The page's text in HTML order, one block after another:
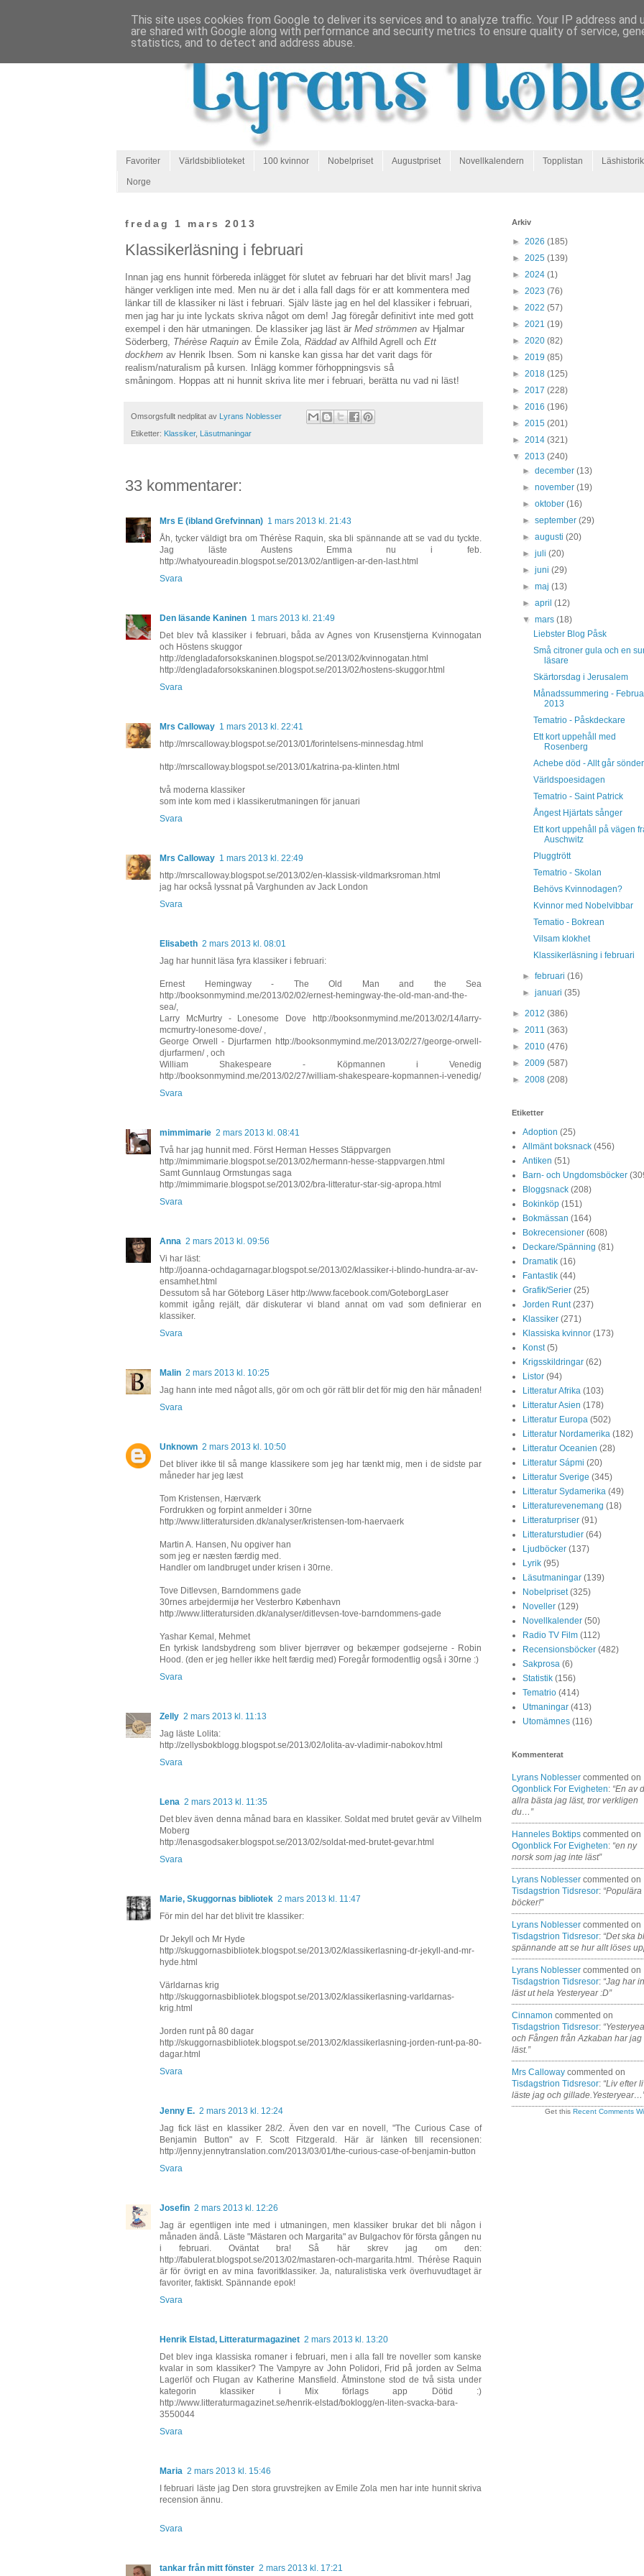
Favoriter Världsbiblioteket 100 kvinnor Nobelpriset Augustpriset Novellkalendern Topplistan Läshistorik
Norge
fredag 1 mars 2013
Klassikerläsning i februari
Innan jag ens hunnit förbereda inlägget för slutet av februari har det blivit mars! Jag
hänger verkligen inte med. Men nu är det i alla fall dags för er att kommentera med
länkar till de klassiker ni läst i februari. Själv läste jag en hel del klassiker i februari,
men jag har ju inte lyckats skriva något om dem! Jag föregår definitivt inte med gott
exempel i den här utmaningen. De klassiker jag läst är Med strömmen av Hjalmar
Söderberg, Thérèse Raquin av Émile Zola, Räddadav Alfhild Agrell och Ett
dockhem av Henrik Ibsen. Som ni kanske kan gissa har det varit dags för
realism/naturalism på kursen. Inlägg kommer förhoppningsvis så
småningom. Hoppas att ni hunnit skriva lite mer i februari, berätta nu vad ni läst!
Omsorgsfullt nedplitat av Lyrans Noblesser
Etiketter: Klassiker, Läsutmaningar
33 kommentarer:
Mrs E (ibland Grefvinnan) 1 mars 2013 kl. 21:43
Åh, tycker väldigt bra om Thérèse Raquin, ska bli spännande att se vad du tyckte.
Jag läste Austens Emma nu i feb.
http://whatyoureadin.blogspot.se/2013/02/antligen-ar-den-last.html
Svara
Den läsande Kaninen 1 mars 2013 kl. 21:49
Det blev två klassiker i februari, båda av Agnes von Krusenstjerna Kvinnogatan
och Höstens skuggor
http://dengladaforsokskaninen.blogspot.se/2013/02/kvinnogatan.html
http://dengladaforsokskaninen.blogspot.se/2013/02/hostens-skuggor.html
Svara
Mrs Calloway 1 mars 2013 kl. 22:41
http://mrscalloway.blogspot.se/2013/01/forintelsens-minnesdag.html
http://mrscalloway.blogspot.se/2013/01/katrina-pa-klinten.html
två moderna klassiker
som inte kom med i klassikerutmaningen för januari
Svara
Mrs Calloway 1 mars 2013 kl. 22:49
http://mrscalloway.blogspot.se/2013/02/en-klassisk-vildmarksroman.html
jag har också lyssnat på Varghunden av Jack London
Svara
Elisabeth 2 mars 2013 kl. 08:01
Jag har hunnit läsa fyra klassiker i februari:
Ernest Hemingway - The Old Man and the Sea
http://booksonmymind.me/2013/02/02/ernest-hemingway-the-old-man-and-the-
sea/,
Larry McMurtry - Lonesome Dove http://booksonmymind.me/2013/02/14/larry-
mcmurtry-lonesome-dove/ ,
George Orwell - Djurfarmen http://booksonmymind.me/2013/02/27/george-orwell-
djurfarmen/ , och
William Shakespeare - Köpmannen i Venedig
http://booksonmymind.me/2013/02/27/william-shakespeare-kopmannen-i-venedig/
Svara
mimmimarie 2 mars 2013 kl. 08:41
Två har jag hunnit med. Först Herman Hesses Stäppvargen
http://mimmimarie.blogspot.se/2013/02/hermann-hesse-stappvargen.html
Samt Gunnlaug Ormstungas saga
http://mimmimarie.blogspot.se/2013/02/bra-litteratur-star-sig-apropa.html
Svara
Anna 2 mars 2013 kl. 09:56
Vi har läst:
http://joanna-ochdagarnagar.blogspot.se/2013/02/klassiker-i-blindo-hundra-ar-av-
ensamhet.html
Dessutom så har Göteborg Läser http://www.facebook.com/GoteborgLaser
kommit igång rejält, där diskuterar vi bland annat om vad som definierar en
klassiker.
Svara
Malin 2 mars 2013 kl. 10:25
Jag hann inte med något alls, gör om och gör rätt blir det för mig den här månaden!
Svara
Unknown 2 mars 2013 kl. 10:50
Det bliver ikke til så mange klassikere som jeg har tænkt mig, men i de sidste par
måneder har jeg læst
Tom Kristensen, Hærværk
Fordrukken og forpint anmelder i 30rne
http://www.litteratursiden.dk/analyser/kristensen-tom-haervaerk
Martin A. Hansen, Nu opgiver han
som jeg er næsten færdig med.
Handler om landbruget under krisen i 30rne.
Tove Ditlevsen, Barndommens gade
30rnes arbejdermijø her Vesterbro København
http://www.litteratursiden.dk/analyser/ditlevsen-tove-barndommens-gade
Yashar Kemal, Mehmet
En tyrkisk landsbydreng som bliver bjerrøver og bekæmper godsejerne - Robin
Hood. (den er jeg heller ikke helt færdig med) Foregår formodentlig også i 30rne :)
Svara
Zelly 2 mars 2013 kl. 11:13
Jag läste Lolita:
http://zellysbokblogg.blogspot.se/2013/02/lolita-av-vladimir-nabokov.html
Svara
Lena 2 mars 2013 kl. 11:35
Det blev även denna månad bara en klassiker. Soldat med brutet gevär av Vilhelm
Moberg
http://lenasgodsaker.blogspot.se/2013/02/soldat-med-brutet-gevar.html
Svara
Marie, Skuggornas bibliotek 2 mars 2013 kl. 11:47
För min del har det blivit tre klassiker:
Dr Jekyll och Mr Hyde
http://skuggornasbibliotek.blogspot.se/2013/02/klassikerlasning-dr-jekyll-and-mr-
hyde.html
Världarnas krig
http://skuggornasbibliotek.blogspot.se/2013/02/klassikerlasning-varldarnas-
krig.html
Jorden runt på 80 dagar
http://skuggornasbibliotek.blogspot.se/2013/02/klassikerlasning-jorden-runt-pa-80-
dagar.html
Svara
Jenny E. 2 mars 2013 kl. 12:24
Jag fick läst en klassiker 28/2. Även den var en novell, "The Curious Case of
Benjamin Button" av F. Scott Fitzgerald. Här är länken till recensionen:
http://jenny.jennytranslation.com/2013/03/01/the-curious-case-of-benjamin-button
Svara
Josefin 2 mars 2013 kl. 12:26
Jag är egentligen inte med i utmaningen, men klassiker brukar det bli någon i
månaden ändå. Läste "Mästaren och Margarita" av Bulgachov för första gången nu
i februari. Oväntat bra! Så här skrev jag om den:
http://fabulerat.blogspot.se/2013/02/mastaren-och-margarita.html. Thérèse Raquin
är för övrigt en av mina favoritklassiker. Ja, naturalistiska verk överhuvudtaget är
favoriter, faktiskt. Spännande epok!
Svara
Henrik Elstad, Litteraturmagazinet 2 mars 2013 kl. 13:20
Det blev inga klassiska romaner i februari, men i alla fall tre noveller som kanske
kvalar in som klassiker? The Vampyre av John Polidori, Frid på jorden av Selma
Lagerlöf och Flugan av Katherine Mansfield. Åtminstone stod de två sista under
kategorin klassiker i Mix förlags app Dötid :)
http://www.litteraturmagazinet.se/henrik-elstad/boklogg/en-liten-svacka-bara-
3550044
Svara
Maria 2 mars 2013 kl. 15:46
I februari läste jag Den stora gruvstrejken av Emile Zola men har inte hunnit skriva
recension ännu.
Svara
tankar från mitt fönster 2 mars 2013 kl. 17:21
Arkiv
► 2026 (185)
► 2025 (139)
► 2024 (1)
► 2023 (76)
► 2022 (57)
► 2021 (19)
► 2020 (82)
► 2019 (85)
► 2018 (125)
► 2017 (228)
► 2016 (196)
► 2015 (201)
► 2014 (321)
▼ 2013 (240)
►december(13)
►november(19)
►oktober(16)
►september(29)
►augusti(20)
►juli(20)
►juni(29)
►maj(13)
►april(12)
▼mars(18)
Liebster Blog Påsk
Små citroner gula och en
läsare
Skärtorsdag i Jerusalem
Månadssummering -
2013
Tematrio - Påskdeckare
Ett kort uppehåll med
Rosenberg
Achebe död - Allt går sönder
Världspoesidagen
Tematrio - Saint Patrick
Ångest Hjärtats sånger
Ett kort uppehåll på vägen
Auschwitz
Pluggtrött
Tematrio - Skolan
Behövs Kvinnodagen?
Kvinnor med Nobelvibbar
Tematio - Bokrean
Vilsam klokhet
Klassikerläsning i februari
►februari(16)
►januari(35)
► 2012 (386)
► 2011 (363)
► 2010 (476)
► 2009 (587)
► 2008 (208)
Etiketter
Adoption (25)
Allmänt boksnack (456)
Antiken (51)
Barn- och Ungdomsböcker
Bloggsnack (208)
Bokinköp (151)
Bokmässan (164)
Bokrecensioner (608)
Deckare/Spänning (81)
Dramatik (16)
Fantastik (44)
Grafik/Serier (25)
Jorden Runt (237)
Klassiker (271)
Klassiska kvinnor (173)
Konst (5)
Krigsskildringar (62)
Listor (94)
Litteratur Afrika (103)
Litteratur Asien (178)
Litteratur Europa (502)
Litteratur Nordamerika (182)
Litteratur Oceanien (28)
Litteratur Sápmi (20)
Litteratur Sverige (345)
Litteratur Sydamerika (49)
Litteraturevenemang (18)
Litteraturpriser (91)
Litteraturstudier (64)
Ljudböcker (137)
Lyrik (95)
Läsutmaningar (139)
Nobelpriset (325)
Noveller (129)
Novellkalender (50)
Radio TV Film (112)
Recensionsböcker (482)
Sakprosa (6)
Statistik (156)
Tematrio (414)
Utmaningar (413)
Utomämnes (116)
Kommenterat
Lyrans Noblesser commented on
Ogonblick For Evigheten: “En av
allra bästa jag läst, tror verkligen
du…”
Hanneles Boktips commented on
Ogonblick For Evigheten: “en ny
norsk som jag inte läst”
Lyrans Noblesser commented on
Tisdagstrion Tidsresor: “Populära
böcker!”
Lyrans Noblesser commented on
Tisdagstrion Tidsresor: “Det ska
spännande att se hur allt löses
Lyrans Noblesser commented on
Tisdagstrion Tidsresor: “Jag har
läst ut hela Yesteryear :D”
Cinnamon commented on
Tisdagstrion Tidsresor:
och Fången från Azkaban har jag
läst.”
Mrs Calloway commented on
Tisdagstrion Tidsresor: “Liv efter
läste jag och
Get this Recent Comments
This site uses cookies from Google to deliver its services and to analyze traffic. Your IP address and
are shared with Google along with performance and security metrics to ensure quality of service,
statistics, and to detect and address abuse.